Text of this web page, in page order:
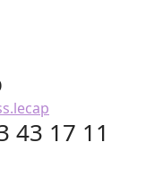
43 17 11